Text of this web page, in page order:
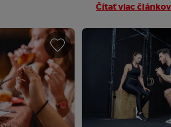
Čítať viac článkov